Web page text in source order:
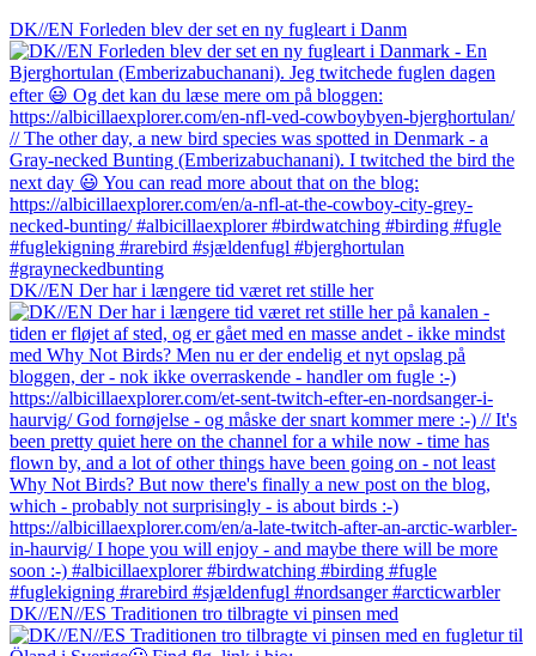
DK//EN Forleden blev der set en ny fugleart i Danm
DK//EN Der har i længere tid været ret stille her
DK//EN//ES Traditionen tro tilbragte vi pinsen med